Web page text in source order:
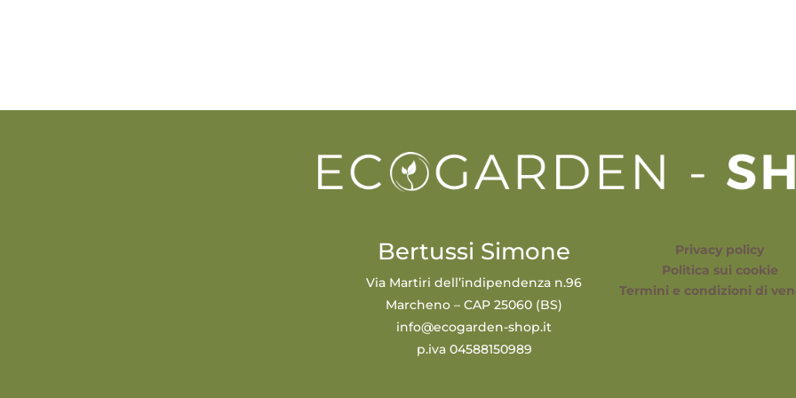
Bertussi Simone
Via Martiri dell’indipendenza n.96
Marcheno – CAP 25060 (BS)
info@ecogarden-shop.it
p.iva 04588150989
Privacy policy
Politica sui cookie
Termini e condizioni di